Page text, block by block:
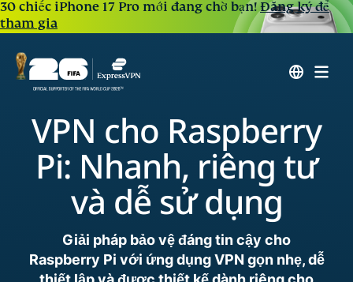
30 chiếc iPhone 17 Pro mới đang chờ bạn!Đăng ký để
tham gia
VPN cho Raspberry
Pi: Nhanh, riêng tư
và dễ sử dụng
Giải pháp bảo vệ đáng tin cậy cho
Raspberry Pi với ứng dụng VPN gọn nhẹ, dễ